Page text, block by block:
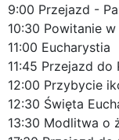
9:00 Przejazd -
10:30 Powitanie
11:00 Eucharystia
11:45 Przejazd
12:00 Przybycie
12:30 Święta
13:30 Modlitwa o